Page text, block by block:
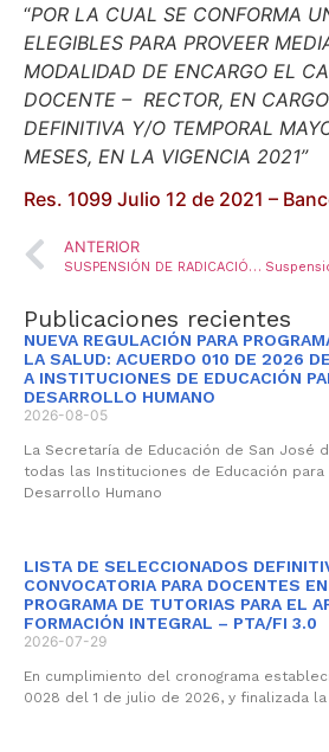
“POR LA CUAL SE CONFORMA
ELEGIBLES PARA PROVEER
MODALIDAD DE ENCARGO EL
DOCENTE – RECTOR, EN
DEFINITIVA Y/O TEMPORAL
MESES, EN LA VIGENCIA 2021”
Res. 1099 Julio 12 de 2021 –
ANTERIOR
SUSPENSIÓN DE RADICACIÓN DE PRESTACIONES SOCIALES, ECONÓMICAS Y CERTIFICACIONES A CARGO DE LA OFICINA PRESTACIONAL ADSCRITA A ESTA ENTIDAD
Publicaciones recientes
NUEVA REGULACIÓN PARA
LA SALUD: ACUERDO 010 DE 2026
A INSTITUCIONES DE EDUCACIÓN
DESARROLLO HUMANO
2026-08-05
La Secretaría de Educación de San José
todas las Instituciones de Educación para
Desarrollo Humano
LISTA DE SELECCIONADOS
CONVOCATORIA PARA DOCENTES
PROGRAMA DE TUTORIAS PARA EL
FORMACIÓN INTEGRAL – PTA/FI 3.0
2026-07-29
En cumplimiento del cronograma
0028 del 1 de julio de 2026, y finalizada